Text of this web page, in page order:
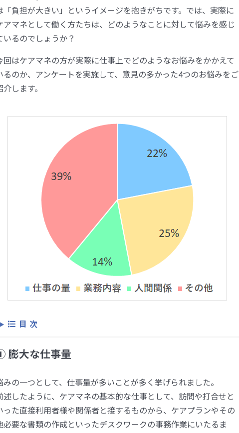
「負担が大きい」というイメージを抱きがちです。では、実際に
アマネとして働く方たちは、どのようなことに対して悩みを感じ
いるのでしょうか？
回はケアマネの方が実際に仕事上でどのようなお悩みをかかえて
るのか、アンケートを実施して、意見の多かった4つのお悩みをご
介します。
目次
膨大な仕事量
みの一つとして、仕事量が多いことが多く挙げられました。
述したように、ケアマネの基本的な仕事として、訪問や打合せと
った直接利用者様や関係者と接するものから、ケアプランやその
必要な書類の作成といったデスクワークの事務作業にいたるま